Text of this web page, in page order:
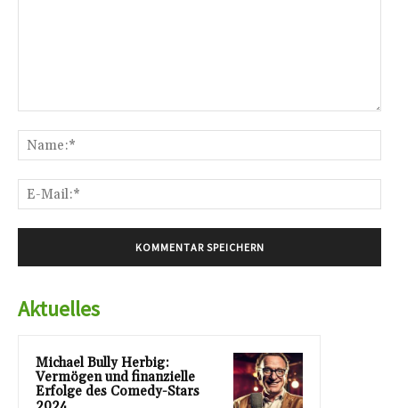
Aktuelles
Michael Bully Herbig:
Vermögen und finanzielle
Erfolge des Comedy-Stars